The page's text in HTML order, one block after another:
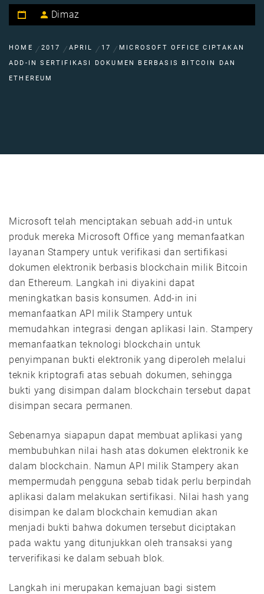
Dimaz
HOME 2017 APRIL 17
MICROSOFT OFFICE CIPTAKAN
ADD-IN SERTIFIKASI DOKUMEN BERBASIS BITCOIN DAN
ETHEREUM
Microsoft telah menciptakan sebuah add-in untuk
produk mereka Microsoft Office yang memanfaatkan
layanan Stampery untuk verifikasi dan sertifikasi
dokumen elektronik berbasis blockchain milik Bitcoin
dan Ethereum. Langkah ini diyakini dapat
meningkatkan basis konsumen. Add-in ini
memanfaatkan API milik Stampery untuk
memudahkan integrasi dengan aplikasi lain. Stampery
memanfaatkan teknologi blockchain untuk
penyimpanan bukti elektronik yang diperoleh melalui
teknik kriptografi atas sebuah dokumen, sehingga
bukti yang disimpan dalam blockchain tersebut dapat
disimpan secara permanen.
Sebenarnya siapapun dapat membuat aplikasi yang
membubuhkan nilai hash atas dokumen elektronik ke
dalam blockchain. Namun API milik Stampery akan
mempermudah pengguna sebab tidak perlu berpindah
aplikasi dalam melakukan sertifikasi. Nilai hash yang
disimpan ke dalam blockchain kemudian akan
menjadi bukti bahwa dokumen tersebut diciptakan
pada waktu yang ditunjukkan oleh transaksi yang
terverifikasi ke dalam sebuah blok.
Langkah ini merupakan kemajuan bagi sistem